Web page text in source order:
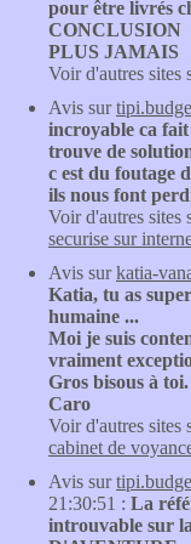
pour être livrés
CONCLUSION
PLUS JAMAIS
Voir d'autres sites
Avis sur
incroyable ca
trouve de
c est du foutage
ils nous font
Voir d'autres sites
securise sur
Avis surkatia-
Katia, tu as
humaine ...
Moi je suis
vraiment
Gros bisous à toi.
Caro
Voir d'autres sites
cabinet de
Avis sur
21:30:51 : La
introuvable sur